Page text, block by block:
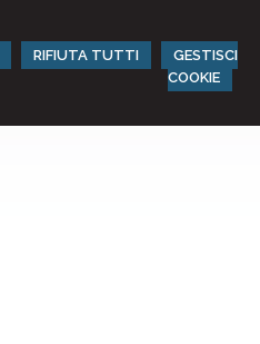
RIFIUTA TUTTI
GESTISCI
COOKIE